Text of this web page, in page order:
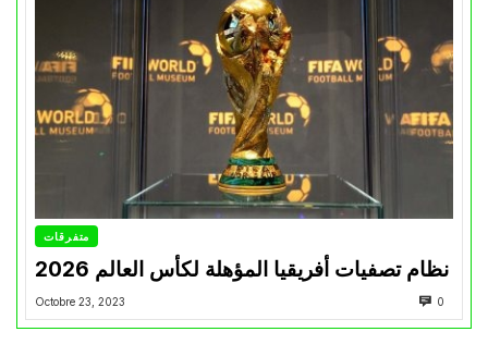
متفرقات
نظام تصفيات أفريقيا المؤهلة لكأس العالم 2026
Octobre 23, 2023 0